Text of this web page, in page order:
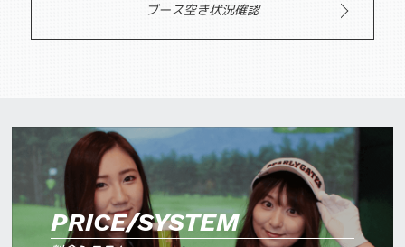
ブース空き状況確認
PRICE/SYSTEM